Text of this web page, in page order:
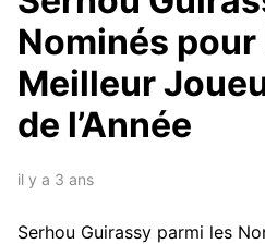
Nominés
Meilleur
de l’Année
il y a 3 ans
Serhou Guirassy parmi les